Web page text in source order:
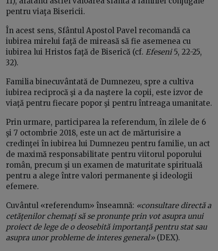
pentru viaţa Bisericii.
În acest sens, Sfântul Apostol Pavel recomandă ca
iubirea mirelui faţă de mireasă să fie asemenea cu
iubirea lui Hristos faţă de Biserică (cf. Efeseni5, 22-25,
32).
Familia binecuvântată de Dumnezeu, spre a cultiva
iubirea reciprocă şi a da naştere la copii, este izvor de
viaţă pentru fiecare popor şi pentru întreaga umanitate.
Prin urmare, participarea la referendum, în zilele de 6
şi 7 octombrie 2018, este un act de mărturisire a
credinţei în iubirea lui Dumnezeu pentru familie, un act
de maximă responsabilitate pentru viitorul poporului
român, precum şi un examen de maturitate spirituală
pentru a alege între valori permanente şi ideologii
efemere.
Cuvântul «referendum» înseamnă: «consultare directă a
cetăţenilor chemaţi să se pronunțe prin vot asupra unui
proiect de lege de o deosebită importanţă pentru stat sau
asupra unor probleme de interes general»(DEX).